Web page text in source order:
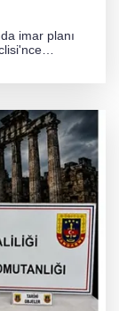
imar planı